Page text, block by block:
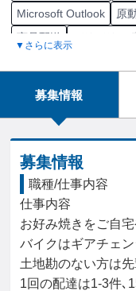
Microsoft Outlook
原
商品配送
デリバリー/
▼さらに表示
募集情報
募集情報
職種/仕事内容
仕事内容
お好み焼きをご自
バイクはギアチェ
土地勘のない方は
1回の配達は1-3件､